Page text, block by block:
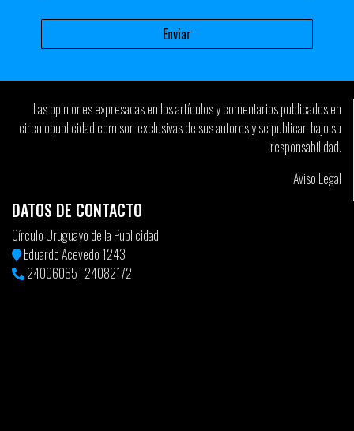
Las opiniones expresadas en los artículos y comentarios publicados en
circulopublicidad.com son exclusivas de sus autores y se publican bajo su
responsabilidad.
Aviso Legal
DATOS DE CONTACTO
Círculo Uruguayo de la Publicidad
Eduardo Acevedo 1243
24006065 | 24082172